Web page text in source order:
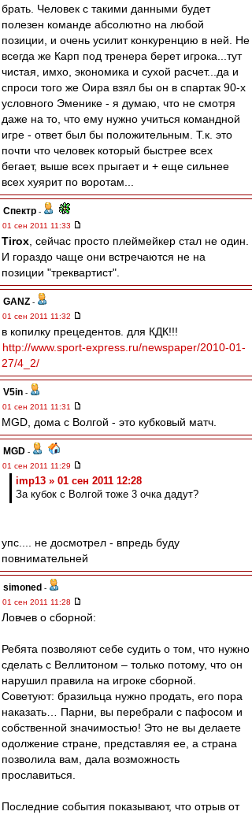
брать. Человек с такими данными будет
полезен команде абсолютно на любой
позиции, и очень усилит конкуренцию в ней. Не
всегда же Карп под тренера берет игрока...тут
чистая, имхо, экономика и сухой расчет...да и
спроси того же Оира взял бы он в спартак 90-х
условного Эменике - я думаю, что не смотря
даже на то, что ему нужно учиться командной
игре - ответ был бы положительным. Т.к. это
почти что человек который быстрее всех
бегает, выше всех прыгает и + еще сильнее
всех хуярит по воротам...
Спектр -
01 сен 2011 11:33
Tirox , сейчас просто плеймейкер стал не один.
И гораздо чаще они встречаются не на
позиции "треквартист".
GANZ -
01 сен 2011 11:32
в копилку прецедентов. для КДК!!!
http://www.sport-express.ru/newspaper/2010-01-
27/4_2/
V5in -
01 сен 2011 11:31
MGD, дома с Волгой - это кубковый матч.
MGD -
01 сен 2011 11:29
imp13 » 01 сен 2011 12:28
За кубок с Волгой тоже 3 очка дадут?
упс.... не досмотрел - впредь буду
повнимательней
simoned -
01 сен 2011 11:28
Ловчев о сборной:
Ребята позволяют себе судить о том, что нужно
сделать с Веллитоном – только потому, что он
нарушил правила на игроке сборной.
Советуют: бразильца нужно продать, его пора
наказать… Парни, вы перебрали с пафосом и
собственной значимостью! Это не вы делаете
одолжение стране, представляя ее, а страна
позволила вам, дала возможность
прославиться.
Последние события показывают, что отрыв от